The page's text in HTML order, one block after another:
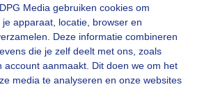
Media gebruiken cookies om
apparaat, locatie, browser en
Deze informatie combineren
die je zelf deelt met ons, zoals
account aanmaakt. Dit doen we om het
media te analyseren en onze websites